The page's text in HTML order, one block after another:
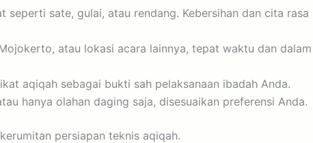
sate, gulai, atau rendang. Kebersihan dan cita rasa
atau lokasi acara lainnya, tepat waktu dan dalam
aqiqah sebagai bukti sah pelaksanaan ibadah Anda.
hanya olahan daging saja, disesuaikan preferensi Anda.
persiapan teknis aqiqah.